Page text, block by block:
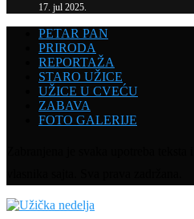
17. jul 2025.
PETAR PAN
PRIRODA
REPORTAŽA
STARO UŽICE
UŽICE U CVEĆU
ZABAVA
FOTO GALERIJE